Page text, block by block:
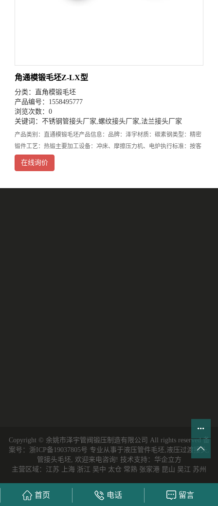
角通模锻毛坯Z-LX型
分类： 直角模锻毛坯
产品编号：1558495777
浏览次数：0
关键词： 不锈钢管接头厂家 螺纹接头厂家 法兰接头厂家
产品类别：直通模锻毛坯产品信息：品牌：泽宇材质：碳素钢类型：精密
锻件工艺：热锻主要加工设备：冲床、摩擦压力机、电炉执行标准：按客
户要求加工贸易形式：来图来样加工定制产品参数：因产品参数较多，只
展示部分规格，详询客服
在线询价
Copyright © 余姚市泽宇管阀锻压制造有限公司 All rights reserved 备
案号： 浙ICP备19037805号 专业从事于液压管件毛坯 液压过渡接头
管接头毛坯 , 欢迎来电咨询! 技术支持： 华企立方
主营区域：江苏 上海 浙江 吴中 太仓 常熟 张家港 昆山 吴江 苏州
首页 电话 留言